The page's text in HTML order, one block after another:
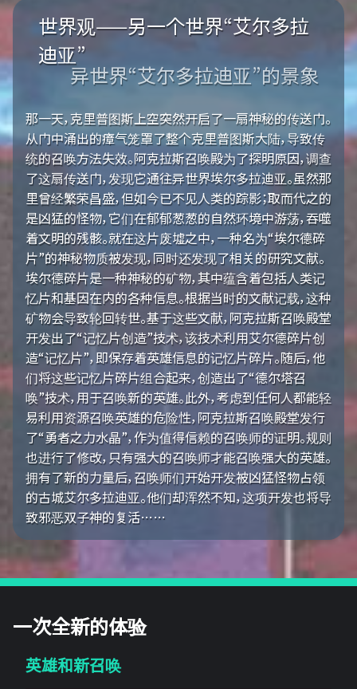
世界观——另一个世界“艾尔多拉
迪亚”
异世界“艾尔多拉迪亚”的景象
那一天，克里普图斯上空突然开启了一扇神秘的传送门。
从门中涌出的瘴气笼罩了整个克里普图斯大陆，导致传
统的召唤方法失效。阿克拉斯召唤殿为了探明原因，调查
了这扇传送门，发现它通往异世界埃尔多拉迪亚。虽然那
里曾经繁荣昌盛，但如今已不见人类的踪影；取而代之的
是凶猛的怪物，它们在郁郁葱葱的自然环境中游荡，吞噬
着文明的残骸。就在这片废墟之中，一种名为“埃尔德碎
片”的神秘物质被发现，同时还发现了相关的研究文献。
埃尔德碎片是一种神秘的矿物，其中蕴含着包括人类记
忆片和基因在内的各种信息。根据当时的文献记载，这种
矿物会导致轮回转世。基于这些文献，阿克拉斯召唤殿堂
开发出了“记忆片创造”技术，该技术利用艾尔德碎片创
造“记忆片”，即保存着英雄信息的记忆片碎片。随后，他
们将这些记忆片碎片组合起来，创造出了“德尔塔召
唤”技术，用于召唤新的英雄。此外，考虑到任何人都能轻
易利用资源召唤英雄的危险性，阿克拉斯召唤殿堂发行
了“勇者之力水晶”，作为值得信赖的召唤师的证明。规则
也进行了修改，只有强大的召唤师才能召唤强大的英雄。
拥有了新的力量后，召唤师们开始开发被凶猛怪物占领
的古城艾尔多拉迪亚。他们却浑然不知，这项开发也将导
致邪恶双子神的复活……
一次全新的体验
英雄和新召唤